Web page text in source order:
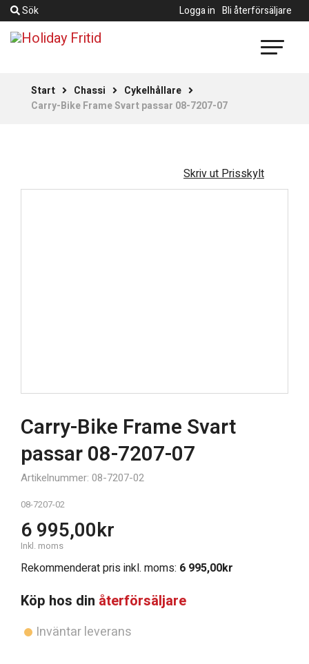
Sök Logga in Bli återförsäljare
Start Chassi
Cykelhållare
Carry-Bike Frame Svart passar 08-7207-07
Skriv ut Prisskylt
Carry-Bike Frame Svart
passar 08-7207-07
Artikelnummer: 08-7207-02
08-7207-02
6 995,00kr
Inkl. moms
Rekommenderat pris inkl. moms: 6 995,00kr
Köp hos din återförsäljare
Inväntar leverans